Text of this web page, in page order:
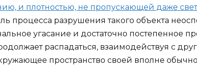
и плотностью, не пропускающей даже свет
процесса разрушения такого объекта
угасание и достаточно постепенное
распадаться, взаимодействуя с
пространство своей вполне